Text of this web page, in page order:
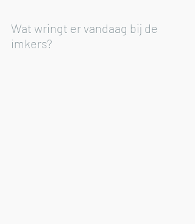
Wat wringt er vandaag bij de
imkers?